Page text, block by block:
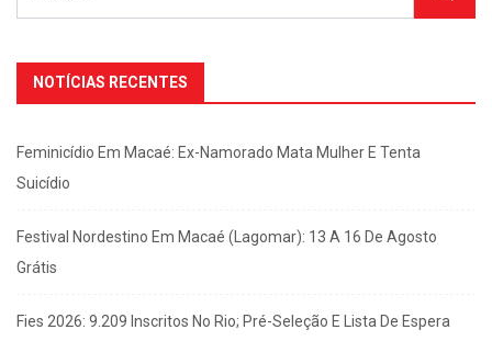
NOTÍCIAS RECENTES
Feminicídio Em Macaé: Ex-Namorado Mata Mulher E Tenta
Suicídio
Festival Nordestino Em Macaé (Lagomar): 13 A 16 De Agosto
Grátis
Fies 2026: 9.209 Inscritos No Rio; Pré-Seleção E Lista De Espera